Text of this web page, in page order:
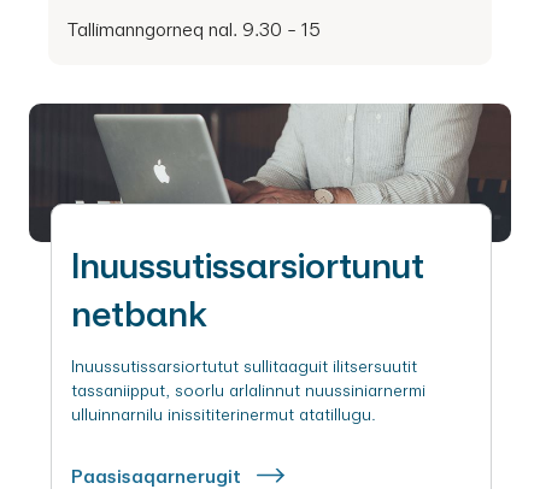
Tallimanngorneq nal. 9.30 - 15
Inuussutissarsiortunut
netbank
Inuussutissarsiortutut sullitaaguit ilitsersuutit
tassaniipput, soorlu arlalinnut nuussiniarnermi
ulluinnarnilu inissititerinermut atatillugu.
Paasisaqarnerugit